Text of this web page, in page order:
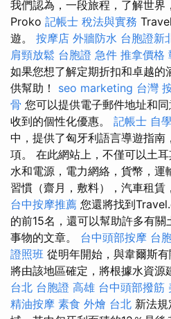
我們認為，一段旅程，了解世界
Proko 記帳士 稅法與實務
遊。 按摩店 外牆防水 台胞證新
肩頸放鬆 台胞證 急件 推拿價格
如果您想了解定期折扣和卓越的
供幫助！ seo marketing 台灣
骨 您可以提供電子郵件地址和
收到的個性化優惠。 記帳士 自
中，提供了匈牙利語言導遊指南
項。 在此網站上，不僅可以土
水和電源，電力網絡，貨幣，運
習慣（齋月，敷料），汽車租賃
台中按摩推薦 您還將找到
的前15名，還可以幫助許多有
事物的文章。 台中頭部按摩 台
證照班 從明年開始，與韋爾斯
將由該地區確定，將根據水資源
台北 台胞證 高雄 台中頭部撥筋
精油按摩 素食 外燴 台北 新法